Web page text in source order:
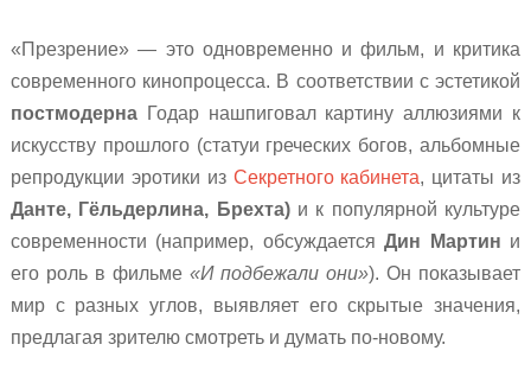
«Презрение» — это одновременно и фильм, и критика
современного кинопроцесса. В соответствии с эстетикой
постмодернаГодар нашпиговал картину аллюзиями к
искусству прошлого (статуи греческих богов, альбомные
репродукции эротики из Секретного кабинета, цитаты из
Данте, Гёльдерлина, Брехта)и к популярной культуре
современности (например, обсуждаетсяДин Мартин и
его роль в фильме «И подбежали они»).Он показывает
мир с разных углов, выявляет его скрытые значения,
предлагая зрителю смотреть и думать по-новому.